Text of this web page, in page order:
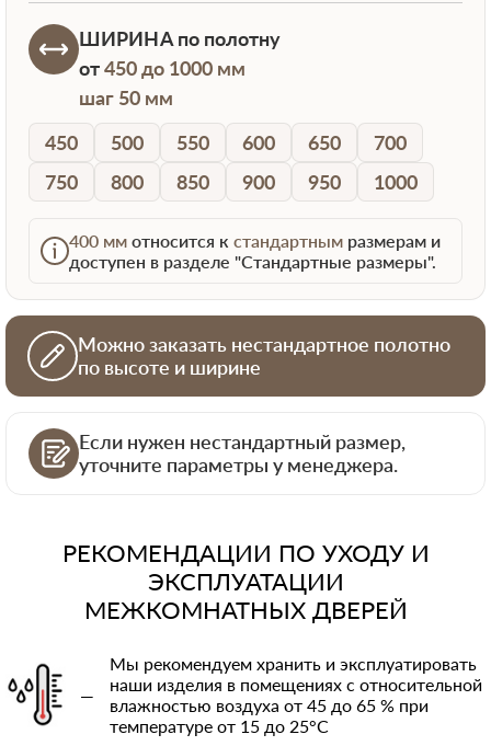
ШИРИНАпо полотну
от450 до 1000 мм
шаг 50 мм
450
500 550 600 650
700
750
800 850 900 950 1000
400 мм относится к стандартным размерам и
доступен в разделе "Стандартные размеры".
Можно заказать нестандартное полотно
по высоте и ширине
Если нужен нестандартный размер,
уточните параметры у менеджера.
РЕКОМЕНДАЦИИ ПО УХОДУ И
ЭКСПЛУАТАЦИИ
МЕЖКОМНАТНЫХ ДВЕРЕЙ
—
Мы рекомендуем хранить и эксплуатировать
наши изделия в помещениях с относительной
влажностью воздуха от 45 до 65 % при
температуре от 15 до 25°C